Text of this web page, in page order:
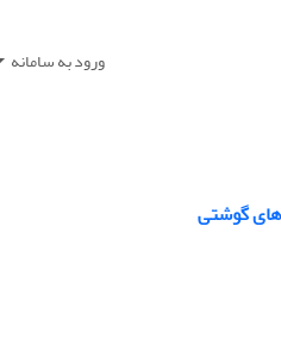
ورود به سامانه